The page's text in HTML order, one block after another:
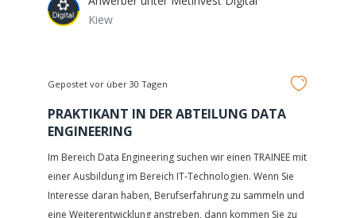
Kiew
Gepostet vor über 30 Tagen
PRAKTIKANT IN DER ABTEILUNG DATA
ENGINEERING
Im Bereich Data Engineering suchen wir einen TRAINEE mit
einer Ausbildung im Bereich IT-Technologien. Wenn Sie
Interesse daran haben, Berufserfahrung zu sammeln und
eine Weiterentwicklung anstreben, dann kommen Sie zu